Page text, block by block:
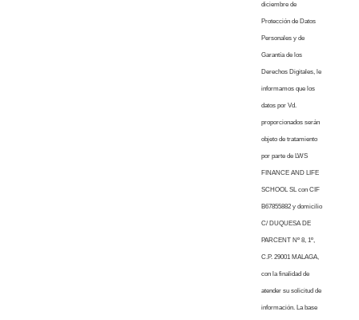
diciembre de
Protección de Datos
Personales y de
Garantía de los
Derechos Digitales, le
informamos que los
datos por Vd.
proporcionados serán
objeto de tratamiento
por parte de LWS
FINANCE AND LIFE
SCHOOL SL con CIF
B67855882 y domicilio
C/ DUQUESA DE
PARCENT Nº 8, 1º,
C.P. 29001 MALAGA,
con la finalidad de
atender su solicitud de
información. La base